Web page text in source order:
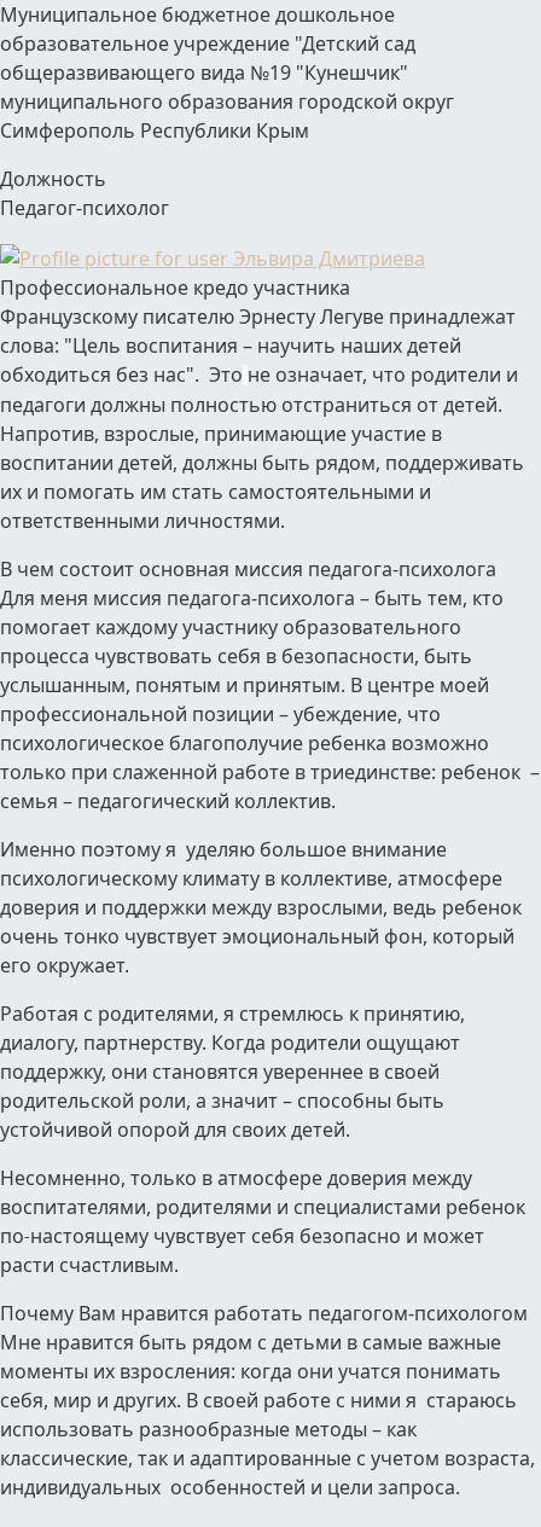
Муниципальное бюджетное дошкольное
образовательное учреждение "Детский сад
общеразвивающего вида №19 "Кунешчик"
муниципального образования городской округ
Симферополь Республики Крым
Должность
Педагог-психолог
Профессиональное кредо участника
Французскому писателю Эрнесту Легуве принадлежат
слова: "Цель воспитания – научить наших детей
обходиться без нас". Это не означает, что родители и
педагоги должны полностью отстраниться от детей.
Напротив, взрослые, принимающие участие в
воспитании детей, должны быть рядом, поддерживать
их и помогать им стать самостоятельными и
ответственными личностями.
В чем состоит основная миссия педагога-психолога
Для меня миссия педагога-психолога – быть тем, кто
помогает каждому участнику образовательного
процесса чувствовать себя в безопасности, быть
услышанным, понятым и принятым. В центре моей
профессиональной позиции – убеждение, что
психологическое благополучие ребенка возможно
только при слаженной работе в триединстве: ребенок –
семья – педагогический коллектив.
Именно поэтому я уделяю большое внимание
психологическому климату в коллективе, атмосфере
доверия и поддержки между взрослыми, ведь ребенок
очень тонко чувствует эмоциональный фон, который
его окружает.
Работая с родителями, я стремлюсь к принятию,
диалогу, партнерству. Когда родители ощущают
поддержку, они становятся увереннее в своей
родительской роли, а значит – способны быть
устойчивой опорой для своих детей.
Несомненно, только в атмосфере доверия между
воспитателями, родителями и специалистами ребенок
по-настоящему чувствует себя безопасно и может
расти счастливым.
Почему Вам нравится работать педагогом-психологом
Мне нравится быть рядом с детьми в самые важные
моменты их взросления: когда они учатся понимать
себя, мир и других. В своей работе с ними я стараюсь
использовать разнообразные методы – как
классические, так и адаптированные с учетом возраста,
индивидуальных особенностей и цели запроса.